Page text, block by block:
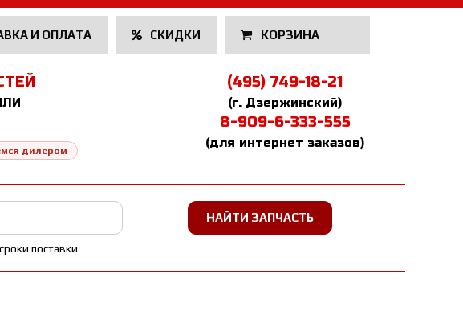
И ОПЛАТА СКИДКИ КОРЗИНА
дилером
(495) 749-18-21
(г. Дзержинский)
8-909-6-333-555
(для интернет заказов)
поставки